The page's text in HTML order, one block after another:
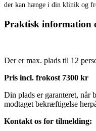
der kan hænge i din klinik og
Praktisk information
Der er max. plads til 12
Pris incl. frokost 7300 kr
Din plads er garanteret, når
modtaget bekræftigelse
Kontakt os for tilmelding: